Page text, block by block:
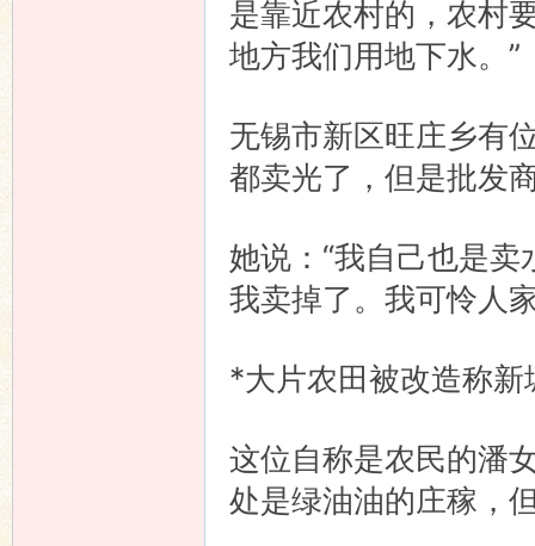
是靠近农村的，农村
地方我们用地下水。”
无锡市新区旺庄乡有
都卖光了，但是批发
她说：“我自己也是
我卖掉了。我可怜人
*大片农田被改造称新
这位自称是农民的潘
处是绿油油的庄稼，